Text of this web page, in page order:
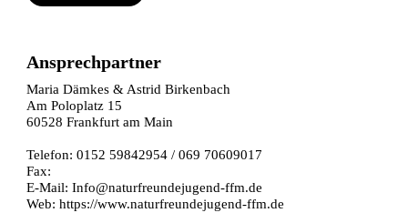
Ansprechpartner
Maria Dämkes & Astrid Birkenbach
Am Poloplatz 15
60528 Frankfurt am Main
Telefon: 0152 59842954 / 069 70609017
Fax:
E-Mail:Info@naturfreundejugend-ffm.de
Web:https://www.naturfreundejugend-ffm.de